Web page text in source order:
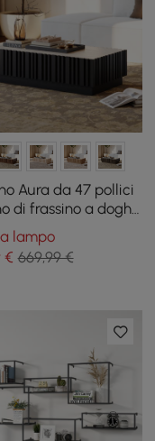
Aura da 47 pollici
di frassino a doghe
in pietra
lampo
€ 669,99 €